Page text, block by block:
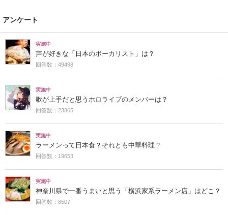
アンケート
実施中
声が好きな「日本のボーカリスト」は？
回答数：49498
実施中
歌が上手だと思うホロライブのメンバーは？
回答数：23865
実施中
ラーメンって日本食？それとも中華料理？
回答数：19653
実施中
神奈川県で一番うまいと思う「横浜家系ラーメン店」はどこ？
回答数：8507